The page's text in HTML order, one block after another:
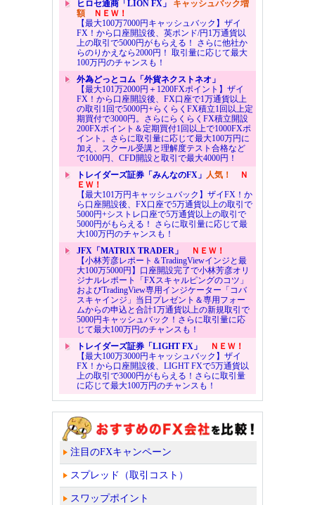
ヒロセ通商「LION FX」 キャッシュバック増
額ＮＥＷ！
【最大100万7000円キャッシュバック】ザイ
FX！から口座開設後、英ポンド/円1万通貨以
上の取引で5000円がもらえる！ さらに他社か
らのりかえなら2000円！ 取引量に応じて最大
100万円のチャンスも！
外為どっとコム「外貨ネクストネオ」
【最大101万2000円＋1200FXポイント】ザイ
FX！から口座開設後、FX口座で1万通貨以上
の取引1回で5000円+らくらくFX積立1回以上定
期買付で3000円。さらにらくらくFX積立開設
200FXポイント＆定期買付1回以上で1000FXポ
イント。さらに取引量に応じて最大100万円に
加え、スクール受講と理解度テスト合格など
で1000円、CFD開設と取引で最大4000円！
トレイダーズ証券「みんなのFX」 人気！
Ｎ
ＥＷ！
【最大101万円キャッシュバック】ザイFX！か
ら口座開設後、FX口座で5万通貨以上の取引で
5000円+シストレ口座で5万通貨以上の取引で
5000円がもらえる！ さらに取引量に応じて最
大100万円のチャンスも！
JFX「MATRIX TRADER」
ＮＥＷ！
【小林芳彦レポート＆TradingViewインジと最
大100万5000円】口座開設完了で小林芳彦オリ
ジナルレポート「FXスキャルピングのコツ」
およびTradingView専用インジケーター「コバ
スキャインジ」当日プレゼント＆専用フォー
ムからの申込と合計1万通貨以上の新規取引で
5000円キャッシュバック！さらに取引量に応
じて最大100万円のチャンスも！
トレイダーズ証券「LIGHT FX」
ＮＥＷ！
【最大100万3000円キャッシュバック】ザイ
FX！から口座開設後、LIGHT FXで5万通貨以
上の取引で3000円がもらえる！さらに取引量
に応じて最大100万円のチャンスも！
注目のFXキャンペーン
スプレッド（取引コスト）
スワップポイント